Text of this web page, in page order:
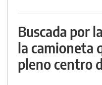
Buscada por
la camioneta
pleno centro